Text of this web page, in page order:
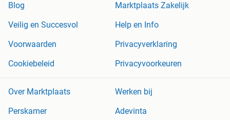
Blog
Marktplaats Zakelijk
Veilig en Succesvol
Help en Info
Voorwaarden
Privacyverklaring
Cookiebeleid
Privacyvoorkeuren
Over Marktplaats
Werken bij
Perskamer
Adevinta